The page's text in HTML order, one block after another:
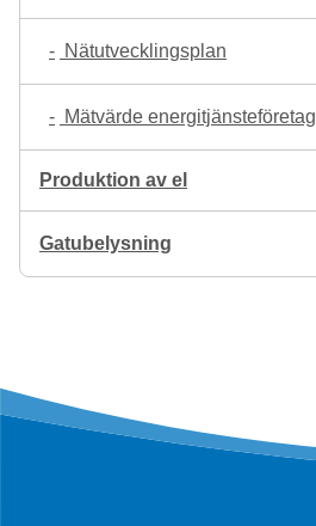
Nätutvecklingsplan
Mätvärde energitjänsteföretag
Produktion av el
Gatubelysning